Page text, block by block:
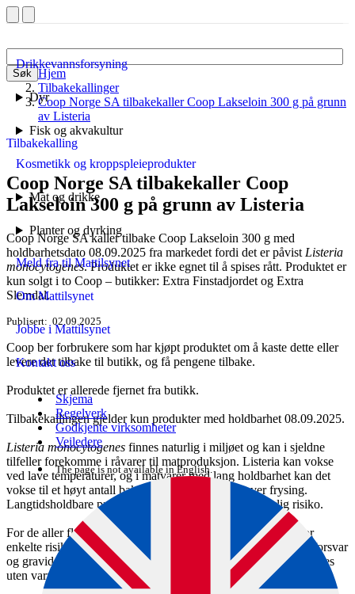
Søk
Drikkevannsforsyning
Dyr
Fisk og akvakultur
Kosmetikk og kroppspleieprodukter
Mat og drikke
Planter og dyrking
Meld fra til Mattilsynet
Om Mattilsynet
Jobbe i Mattilsynet
Kontakt oss
Skjema
Regelverk
Godkjente virksomheter
Veiledere
The page is not available in English.
Hjem
Tilbakekallinger
Coop Norge SA tilbakekaller Coop Lakseloin 300 g på grunn
av Listeria
Tilbakekalling
Coop Norge SA tilbakekaller Coop
Lakseloin 300 g på grunn av Listeria
Coop Norge SA kaller tilbake Coop Lakseloin 300 g med
holdbarhetsdato 08.09.2025 fra markedet fordi det er påvist Listeria
monocytogenes. Produktet er ikke egnet til å spises rått. Produktet er
kun solgt i to Coop – butikker: Extra Finstadjordet og Extra
Slemdal.
Publisert 02.09.2025
Coop ber forbrukere som har kjøpt produktet om å kaste dette eller
levere det tilbake til butikk, og få pengene tilbake.
Produktet er allerede fjernet fra butikk.
Tilbakekallingen gjelder kun produkter med holdbarhet 08.09.2025.
Listeria monocytogenes finnes naturlig i miljøet og kan i sjeldne
tilfeller forekomme i råvarer til matproduksjon. Listeria kan vokse
ved lave temperaturer, og i matvarer med lang holdbarhet kan det
vokse til et høyt antall bakterier. Bakterien overlever frysing.
Langtidsholdbare produkter som spises rått, utgjør særlig risiko.
For de aller fleste er lave nivåer av bakterien ufarlige, men for
enkelte risikogrupper som eldre, personer med nedsatt immunforsvar
og gravide, kan bakterien føre til sykdom dersom produktet spises
uten varmebehandling.